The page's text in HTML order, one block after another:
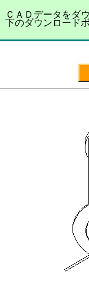
ＣＡＤデータをダ
下のダウンロード